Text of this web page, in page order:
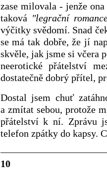
zase milovala - jenže ona
taková "legrační
výčitky svědomí. Snad
se má tak dobře, že jí
skvěle, jak jsme si včera
neerotické přátelství
dostatečně dobrý přítel,
Dostal jsem chuť
a zmítat sebou, protože
přátelství k ní. Zprávu
telefon zpátky do kapsy.
10